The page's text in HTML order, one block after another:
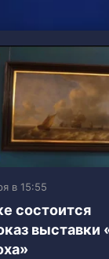
в 15:55
состоится
выставки